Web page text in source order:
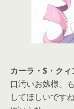
カーラ・S・ク
口汚いお嬢様。
してほしいですね